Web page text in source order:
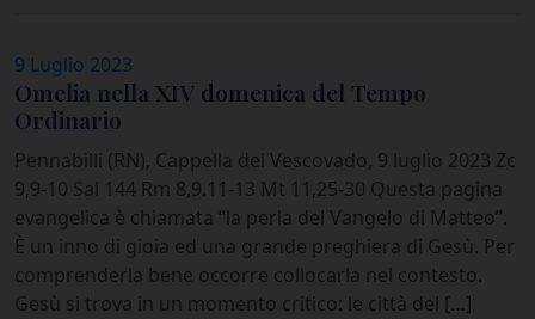
9 Luglio 2023
Omelia nella XIV domenica del Tempo
Ordinario
Pennabilli (RN), Cappella del Vescovado, 9 luglio 2023 Zc
9,9-10 Sal 144 Rm 8,9.11-13 Mt 11,25-30 Questa pagina
evangelica è chiamata “la perla del Vangelo di Matteo”.
È un inno di gioia ed una grande preghiera di Gesù. Per
comprenderla bene occorre collocarla nel contesto.
Gesù si trova in un momento critico: le città del […]